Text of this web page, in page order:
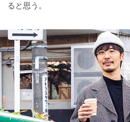
ると思う。